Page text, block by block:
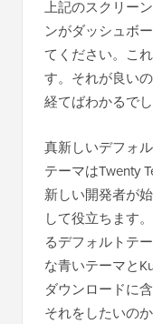
上記のスクリー
ンがダッシュボ
てください。こ
す。それが良い
経てばわかるでし
真新しいデフォ
テーマはTwenty
新しい開発者が
して役立ちます
るデフォルトテ
な青いテーマと
ダウンロードに
それをしたいの